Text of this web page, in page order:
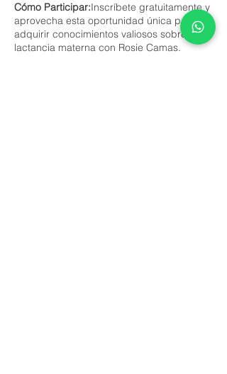
Cómo Participar:Inscríbete gratuitamente y
aprovecha esta oportunidad única para
adquirir conocimientos valiosos sobre la
lactancia materna con Rosie Camas.